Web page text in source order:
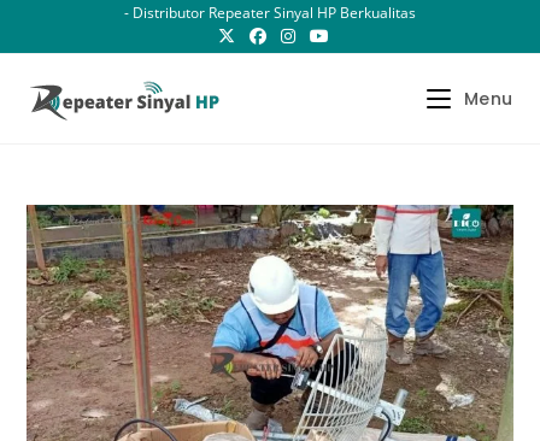
- Distributor Repeater Sinyal HP Berkualitas
Menu